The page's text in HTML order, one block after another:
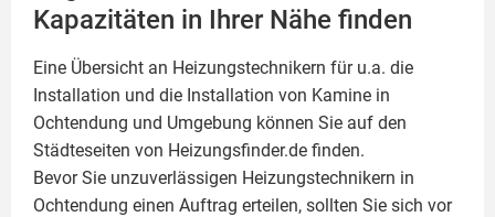
Kapazitäten in Ihrer Nähe finden
Eine Übersicht an Heizungstechnikern für u.a. die
Installation und die Installation von Kamine in
Ochtendung und Umgebung können Sie auf den
Städteseiten von Heizungsfinder.de finden.
Bevor Sie unzuverlässigen Heizungstechnikern in
Ochtendung einen Auftrag erteilen, sollten Sie sich vor